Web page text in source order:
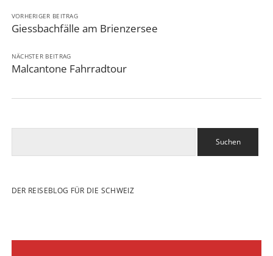
VORHERIGER BEITRAG
Giessbachfälle am Brienzersee
NÄCHSTER BEITRAG
Malcantone Fahrradtour
DER REISEBLOG FÜR DIE SCHWEIZ